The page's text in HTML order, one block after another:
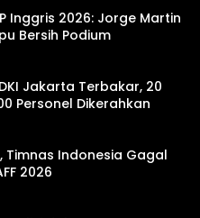
Inggris 2026: Jorge Martin
Bersih Podium
Jakarta Terbakar, 20
Personel Dikerahkan
Timnas Indonesia Gagal
2026